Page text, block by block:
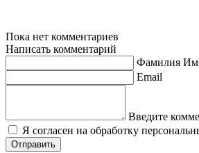
Пока нет комментариев
Написать комментарий
Фамилия
Email
Введите
Я согласен на обработку